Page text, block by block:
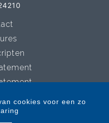
cookies voor een zo